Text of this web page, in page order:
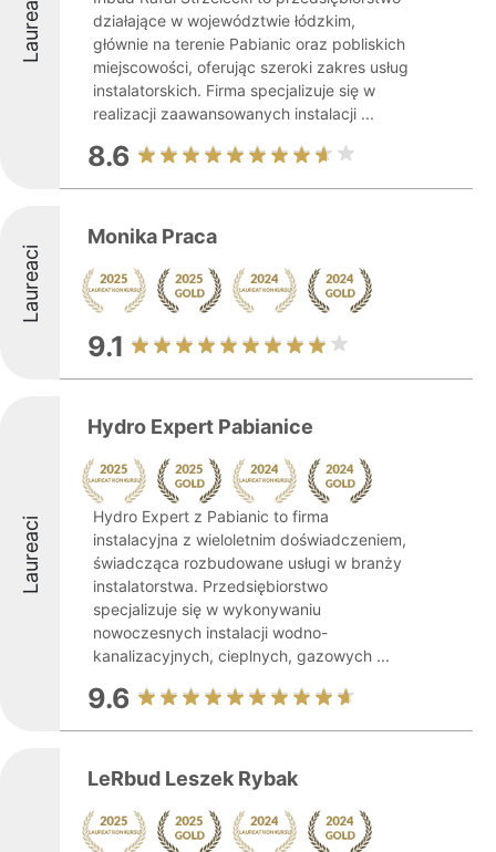
Laureaci
działające w województwie łódzkim,
głównie na terenie Pabianic oraz pobliskich
miejscowości, oferując szeroki zakres usług
instalatorskich. Firma specjalizuje się w
realizacji zaawansowanych instalacji ...
8.6
Laureaci
Monika Praca
9.1
Laureaci
Hydro Expert Pabianice
Hydro Expert z Pabianic to firma
instalacyjna z wieloletnim doświadczeniem,
świadcząca rozbudowane usługi w branży
instalatorstwa. Przedsiębiorstwo
specjalizuje się w wykonywaniu
nowoczesnych instalacji wodno-
kanalizacyjnych, cieplnych, gazowych ...
9.6
LeRbud Leszek Rybak